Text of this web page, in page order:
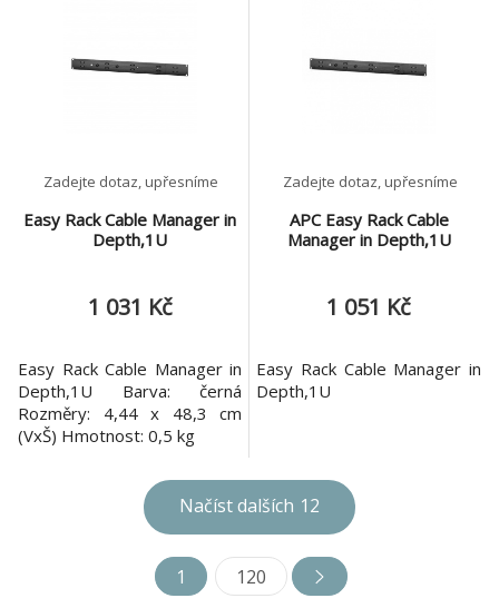
konektory, Příručka pro
Easy Rack Cable Manager in
Depth,1U
Zadejte dotaz, upřesníme
1 031 Kč
Easy Rack Cable Manager in
Depth,1U Barva: černá
Rozměry: 4,44 x 48,3 cm
(VxŠ) Hmotnost: 0,5 kg
APC Easy Rack Cable
Manager in Depth,1U
Zadejte dotaz, upřesníme
1 051 Kč
Easy Rack Cable Manager in
Depth,1U
Načíst dalších 12
1 120